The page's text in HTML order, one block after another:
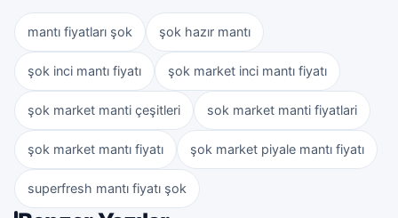
mantı fiyatları şok şok hazır mantı
şok inci mantı fiyatı şok market inci mantı fiyatı
şok market manti çeşitleri sok market manti fiyatlari
şok market mantı fiyatı şok market piyale mantı fiyatı
superfresh mantı fiyatı şok